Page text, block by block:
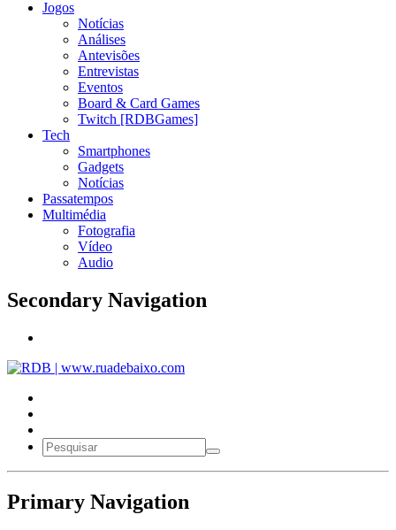
Jogos
Notícias
Análises
Antevisões
Entrevistas
Eventos
Board & Card Games
Twitch [RDBGames]
Tech
Smartphones
Gadgets
Notícias
Passatempos
Multimédia
Fotografia
Vídeo
Audio
Secondary Navigation
Primary Navigation